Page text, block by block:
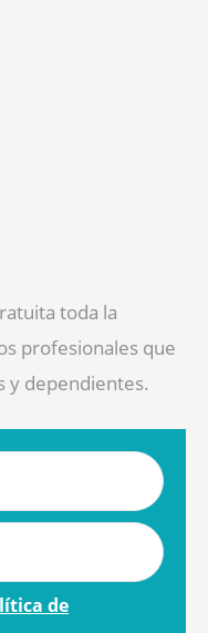
toda la
profesionales que
y dependientes.
de